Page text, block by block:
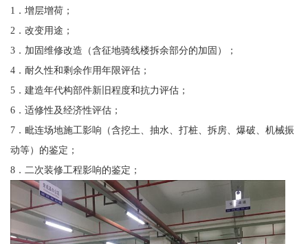
1．增层增荷；
2．改变用途；
3．加固维修改造（含征地骑线楼拆余部分的加固）；
4．耐久性和剩余作用年限评估；
5．建造年代构部件新旧程度和抗力评估；
6．适修性及经济性评估；
7．毗连场地施工影响（含挖土、抽水、打桩、拆房、爆破、机械振
动等）的鉴定；
8．二次装修工程影响的鉴定；